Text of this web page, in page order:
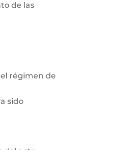
de las
régimen de
sido